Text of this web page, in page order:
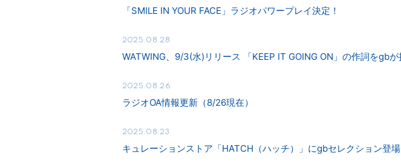
「SMILE IN YOUR FACE」ラジオパワープレイ決定！
2025.08.28
WATWING、9/3(水)リリース 「KEEP IT GOING ON」の作詞をgbが
2025.08.26
ラジオOA情報更新（8/26現在）
2025.08.23
キュレーションストア「HATCH（ハッチ）」にgbセレクション登場